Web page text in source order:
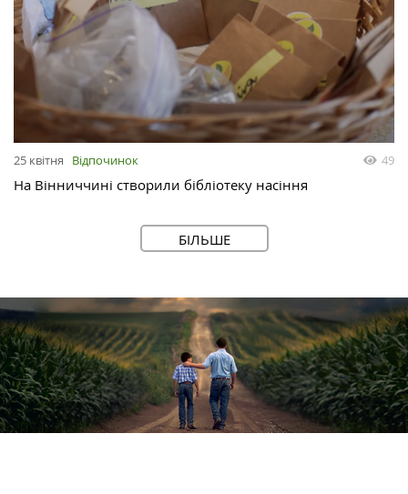
25 квітня Відпочинок 49
На Вінниччині створили бібліотеку насіння
БІЛЬШЕ